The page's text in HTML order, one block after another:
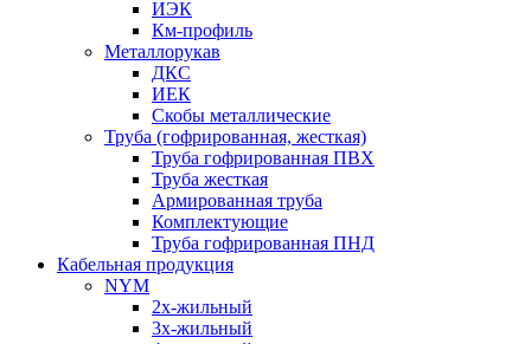
ИЭК
Км-профиль
Металлорукав
ДКС
ИЕК
Скобы металлические
Труба (гофрированная, жесткая)
Труба гофрированная ПВХ
Труба жесткая
Армированная труба
Комплектующие
Труба гофрированная ПНД
Кабельная продукция
NYM
2х-жильный
3х-жильный